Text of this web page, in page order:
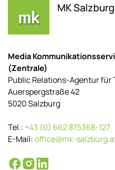
MK Salzburg
Media
(Zentrale)
Public Relations-Agentur für
Auerspergstraße 42
5020 Salzburg
Tel.: +43 (0) 662 875368-127
E-Mail:office@mk-